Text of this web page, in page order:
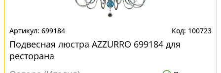
699184 100723
Подвесная люстра AZZURRO 699184 для
ресторана